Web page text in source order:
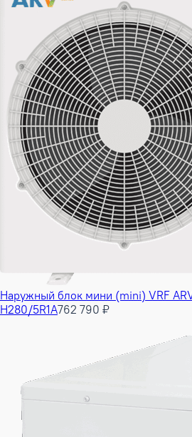
Наружный блок мини (mini) VRF
H280/5R1A762 790 ₽